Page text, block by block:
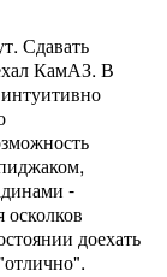
Сдавать
КамАЗ. В
-
доехать